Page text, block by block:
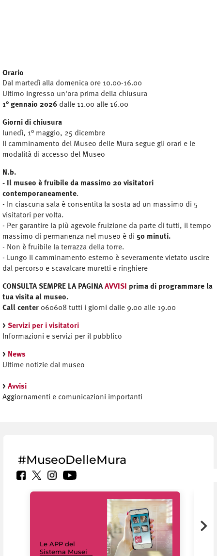
Orario
Dal martedì alla domenica ore 10.00-16.00
Ultimo ingresso un'ora prima della chiusura
1° gennaio 2026 dalle 11.00 alle 16.00
Giorni di chiusura
lunedì, 1° maggio, 25 dicembre
Il camminamento del Museo delle Mura segue gli orari e le
modalità di accesso del Museo
N.b.
- Il museo è fruibile da massimo 20 visitatori
contemporaneamente.
- In ciascuna sala è consentita la sosta ad un massimo di 5
visitatori per volta.
- Per garantire la più agevole fruizione da parte di tutti, il tempo
massimo di permanenza nel museo è di 50 minuti.
- Non è fruibile la terrazza della torre.
- Lungo il camminamento esterno è severamente vietato uscire
dal percorso e scavalcare muretti e ringhiere
CONSULTA SEMPRE LA PAGINAAVVISI
prima di programmare la
tua visita al museo.
Call center 060608 tutti i giorni dalle 9.00 alle 19.00
> Servizi per i visitatori
Informazioni e servizi per il pubblico
> News
Ultime notizie dal museo
> Avvisi
Aggiornamenti e comunicazioni importanti
#MuseoDelleMura
Le APP del
Sistema Musei